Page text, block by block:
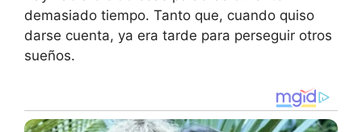
demasiado tiempo. Tanto que, cuando quiso
darse cuenta, ya era tarde para perseguir otros
sueños.